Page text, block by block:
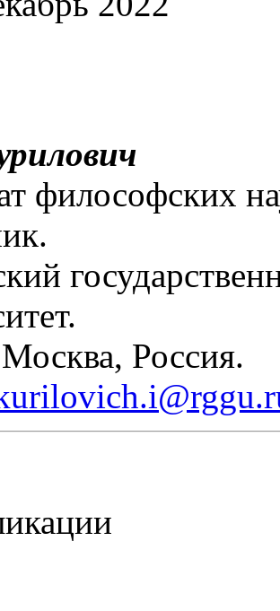
философских
Россия.